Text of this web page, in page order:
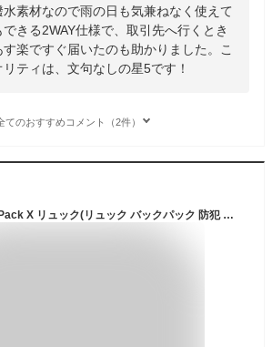
素材なので雨の日も気兼ねなく使えて
きる2WAY仕様で、取引先へ行くとき
楽ですぐ届いたのも助かりました。こ
ティは、文句なしの星5です！
てのおすすめコメント（2件）
【豪華特典付】ClickPack X リュック(リュック バックパック 防犯 ブラック 機能性 通勤用 海外旅行 コリンデザイン 防水 反射 ポケット 防刃 高級感 USBポート 充電 15.6インチ 大容量）【送料無料】【：2399】【ポイント10倍】【p0527】